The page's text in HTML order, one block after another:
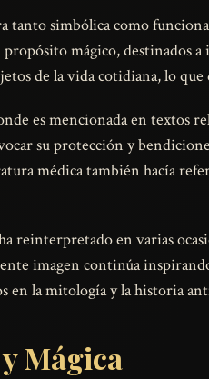
tanto simbólica como
mágico, destinados a
de la vida cotidiana, lo
es mencionada en textos
su protección y
médica también hacía
reinterpretado en varias
imagen continúa
en la mitología y la historia
Mágica